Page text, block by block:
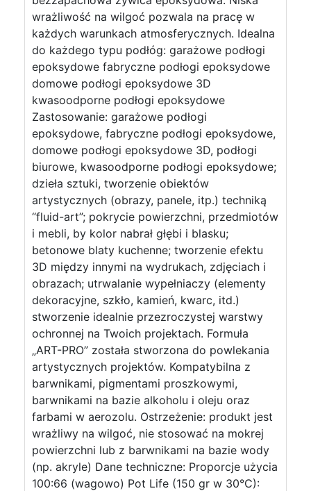
wrażliwość na wilgoć pozwala na pracę w
każdych warunkach atmosferycznych. Idealna
do każdego typu podłóg: garażowe podłogi
epoksydowe fabryczne podłogi epoksydowe
domowe podłogi epoksydowe 3D
kwasoodporne podłogi epoksydowe
Zastosowanie: garażowe podłogi
epoksydowe, fabryczne podłogi epoksydowe,
domowe podłogi epoksydowe 3D, podłogi
biurowe, kwasoodporne podłogi epoksydowe;
dzieła sztuki, tworzenie obiektów
artystycznych (obrazy, panele, itp.) techniką
“fluid-art”; pokrycie powierzchni, przedmiotów
i mebli, by kolor nabrał głębi i blasku;
betonowe blaty kuchenne; tworzenie efektu
3D między innymi na wydrukach, zdjęciach i
obrazach; utrwalanie wypełniaczy (elementy
dekoracyjne, szkło, kamień, kwarc, itd.)
stworzenie idealnie przezroczystej warstwy
ochronnej na Twoich projektach. Formuła
„ART-PRO” została stworzona do powlekania
artystycznych projektów. Kompatybilna z
barwnikami, pigmentami proszkowymi,
barwnikami na bazie alkoholu i oleju oraz
farbami w aerozolu. Ostrzeżenie: produkt jest
wrażliwy na wilgoć, nie stosować na mokrej
powierzchni lub z barwnikami na bazie wody
(np. akryle) Dane techniczne: Proporcje użycia
100:66 (wagowo) Pot Life (150 gr w 30°C):